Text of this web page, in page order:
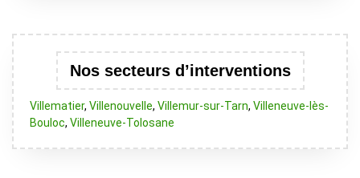
Nos secteurs d’interventions
Villematier, Villenouvelle, Villemur-sur-Tarn, Villeneuve-lès-
Bouloc, Villeneuve-Tolosane